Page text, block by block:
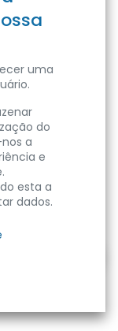
L
uma
do
a
e
esta a
dados.